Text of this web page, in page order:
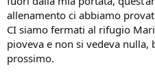
allenamento ci abbiamo
CI siamo fermati al rifugio
pioveva e non si vedeva
prossimo.